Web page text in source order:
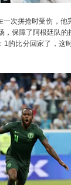
拼抢时受伤，他
保障了阿根廷队
的比分回家了，这